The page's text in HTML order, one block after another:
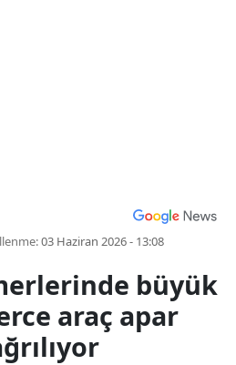
03 Haziran 2026 - 13:08
büyük
araç apar